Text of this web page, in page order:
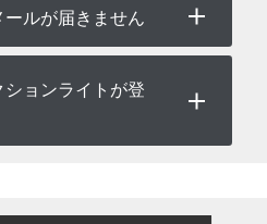
ルが届きません
ョンライトが登